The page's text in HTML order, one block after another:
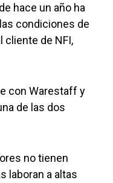
hace un año ha
condiciones de
cliente de NFI,
con Warestaff y
de las dos
no tienen
laboran a altas